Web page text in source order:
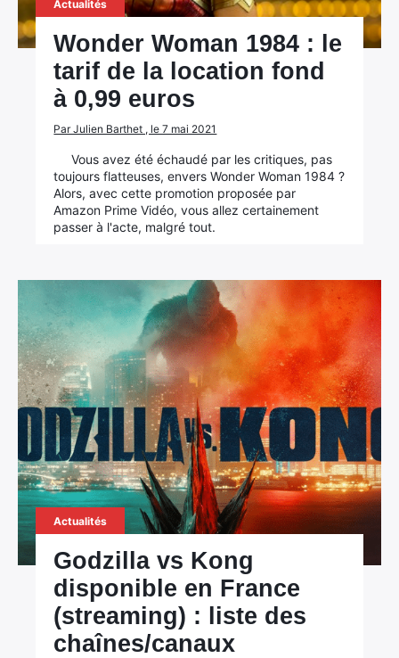
Actualités
Wonder Woman 1984 : le
tarif de la location fond
à 0,99 euros
Par Julien Barthet , le 7 mai 2021
Vous avez été échaudé par les critiques, pas
toujours flatteuses, envers Wonder Woman 1984 ?
Alors, avec cette promotion proposée par
Amazon Prime Vidéo, vous allez certainement
passer à l'acte, malgré tout.
Actualités
Godzilla vs Kong
disponible en France
(streaming) : liste des
chaînes/canaux
×
Rechercher